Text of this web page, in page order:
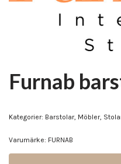
Furnab
Kategorier: Barstolar, Möbler,
Varumärke: FURNAB